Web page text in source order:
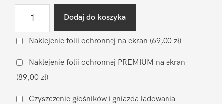
gniazda
Xiaomi
Xiaomi
Mi10T
Dodaj do koszyka
Naklejenie folii ochronnej na ekran (69,00 zł)
Naklejenie folii ochronnej PREMIUM na ekran
(89,00 zł)
Czyszczenie głośników i gniazda ładowania